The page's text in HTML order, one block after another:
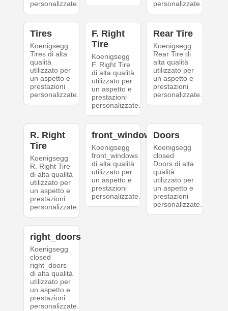
personalizzate. personalizzate.
Tires
Koenigsegg
Tires di alta
qualità
utilizzato per
un aspetto e
prestazioni
personalizzate.
F. Right
Tire
Koenigsegg
F. Right Tire
di alta qualità
utilizzato per
un aspetto e
prestazioni
personalizzate.
Rear Tire
Koenigsegg
Rear Tire di
alta qualità
utilizzato per
un aspetto e
prestazioni
personalizzate.
R. Right
Tire
Koenigsegg
R. Right Tire
di alta qualità
utilizzato per
un aspetto e
prestazioni
personalizzate.
front_windows
Koenigsegg
front_windows
di alta qualità
utilizzato per
un aspetto e
prestazioni
personalizzate.
Doors
Koenigsegg
closed
Doors di alta
qualità
utilizzato per
un aspetto e
prestazioni
personalizzate.
right_doors
Koenigsegg
closed
right_doors
di alta qualità
utilizzato per
un aspetto e
prestazioni
personalizzate.